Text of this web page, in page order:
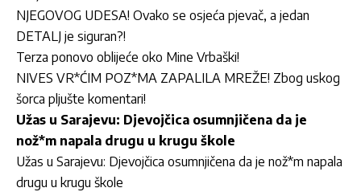
NJEGOVOG UDESA! Ovako se osjeća pjevač, a jedan
DETALJ je siguran?!
Terza ponovo oblijeće oko Mine Vrbaški!
NIVES VR*ĆIM POZ*MA ZAPALILA MREŽE! Zbog uskog
šorca pljušte komentari!
Užas u Sarajevu: Djevojčica osumnjičena da je
nož*m napala drugu u krugu škole
Užas u Sarajevu: Djevojčica osumnjičena da je nož*m napala
drugu u krugu škole